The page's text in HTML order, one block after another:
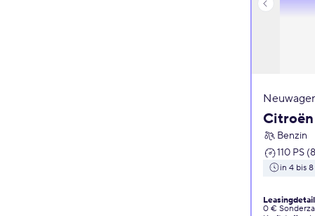
Benzin
110 PS
in 4 bis
0 €